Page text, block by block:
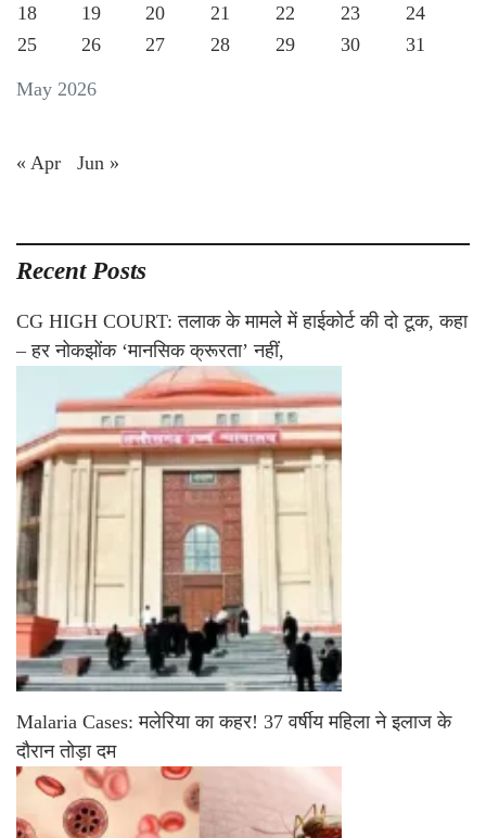
May 2026
18
19 20 21 22 23
24
25
26 27 28 29 30 31
« Apr Jun »
Recent Posts
CG HIGH COURT: तलाक के मामले में हाईकोर्ट की दो टूक, कहा
– हर नोकझोंक ‘मानसिक क्रूरता’ नहीं,
Malaria Cases: मलेरिया का कहर! 37 वर्षीय महिला ने इलाज के
दौरान तोड़ा दम